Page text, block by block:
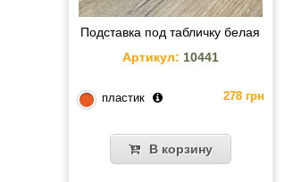
Подставка под табличку белая
Артикул: 10441
пластик 278 грн
В корзину